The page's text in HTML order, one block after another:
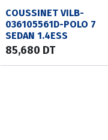
COUSSINET VILB-
036105561D-POLO 7
SEDAN 1.4ESS
85,680 DT